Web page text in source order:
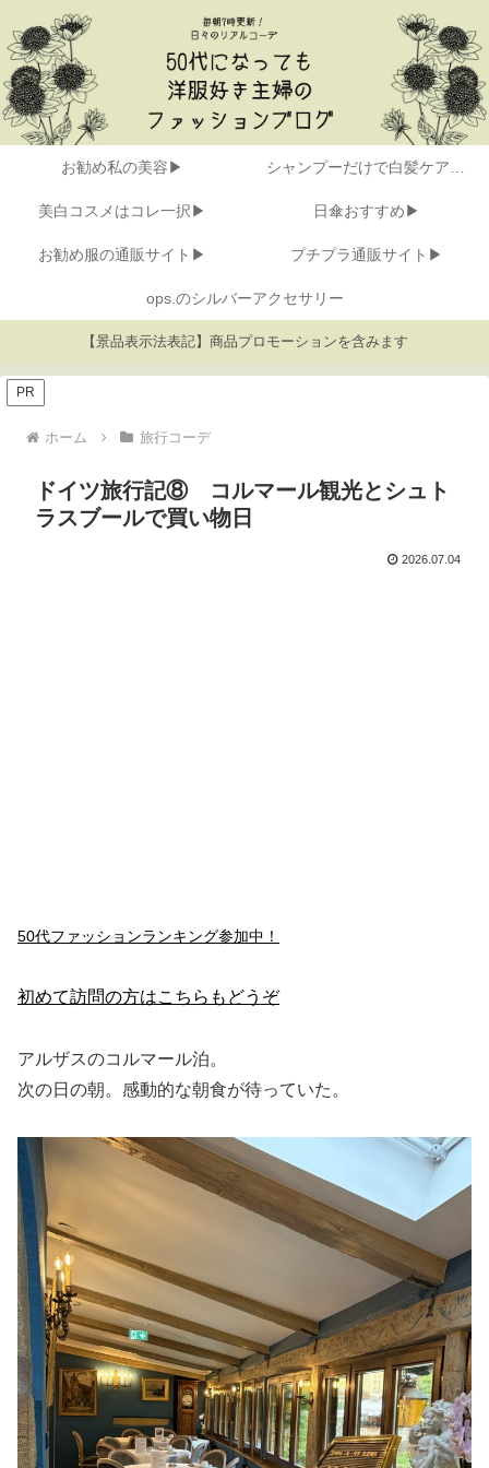
お勧め私の美容▶ シャンプーだけで白髪ケア▶
美白コスメはコレ一択▶ 日傘おすすめ▶
お勧め服の通販サイト▶ プチプラ通販サイト▶
ops.のシルバーアクセサリー
【景品表示法表記】商品プロモーションを含みます
PR
ホーム 旅行コーデ
ドイツ旅行記⑧ コルマール観光とシュト
ラスブールで買い物日
2026.07.04
50代ファッションランキング参加中！
初めて訪問の方はこちらもどうぞ
アルザスのコルマール泊。
次の日の朝。感動的な朝食が待っていた。